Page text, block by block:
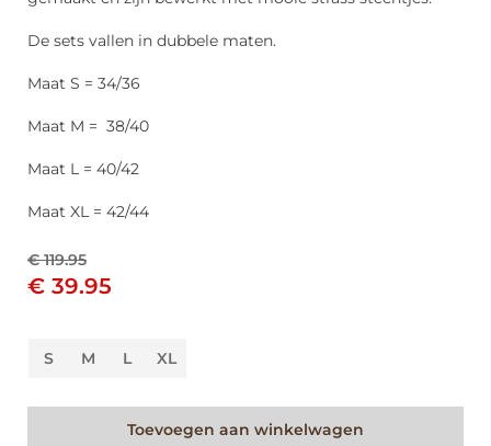
De sets vallen in dubbele maten.
Maat S = 34/36
Maat M = 38/40
Maat L = 40/42
Maat XL = 42/44
€ 119.95
€ 39.95
S M L XL
Toevoegen aan winkelwagen